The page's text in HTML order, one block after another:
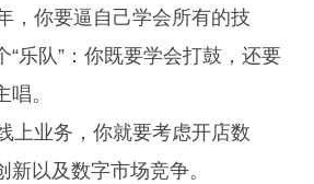
，你要逼自己学会所有的技
“乐队”：你既要学会打鼓，还要
。
上业务，你就要考虑开店数
新以及数字市场竞争。